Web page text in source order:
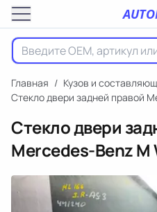
Главная / Кузов и
Стекло двери задней правой
Стекло двери
Mercedes-Benz M